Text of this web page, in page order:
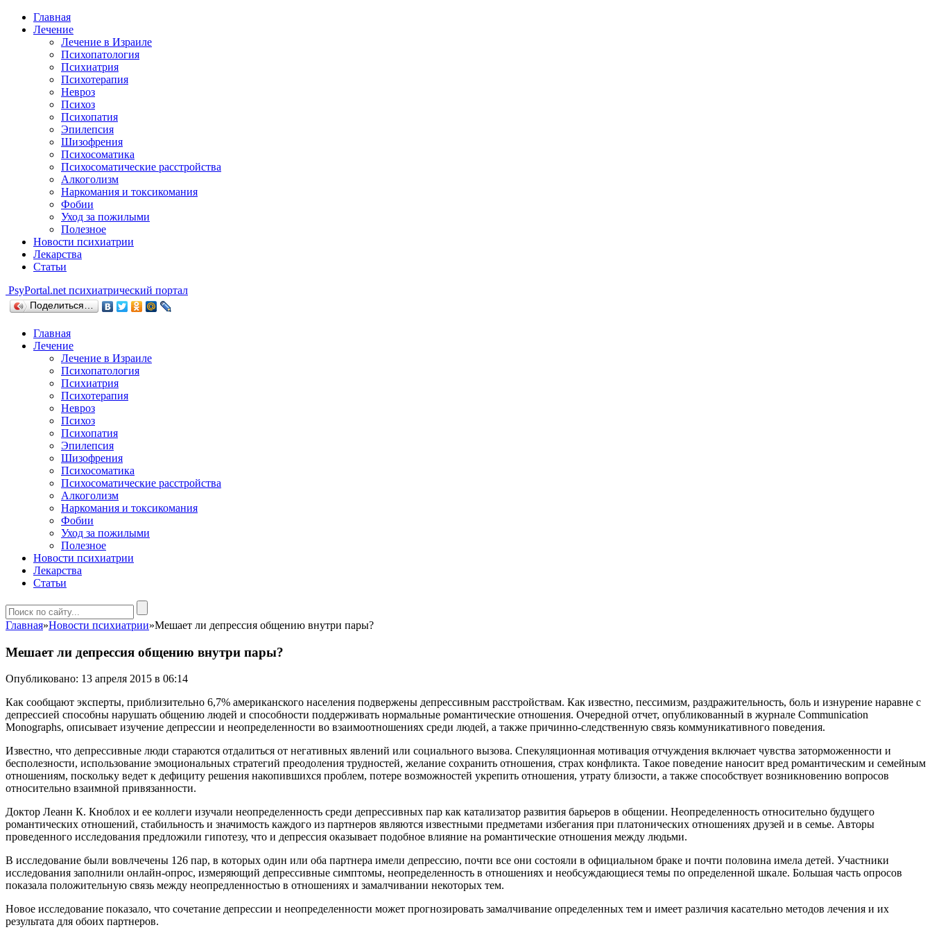
Главная
Лечение
Лечение в Израиле
Психопатология
Психиатрия
Психотерапия
Невроз
Психоз
Психопатия
Эпилепсия
Шизофрения
Психосоматика
Психосоматические расстройства
Алкоголизм
Наркомания и токсикомания
Фобии
Уход за пожилыми
Полезное
Новости психиатрии
Лекарства
Статьи
PsyPortal.net психиатрический портал
Поделиться…
Главная
Лечение
Лечение в Израиле
Психопатология
Психиатрия
Психотерапия
Невроз
Психоз
Психопатия
Эпилепсия
Шизофрения
Психосоматика
Психосоматические расстройства
Алкоголизм
Наркомания и токсикомания
Фобии
Уход за пожилыми
Полезное
Новости психиатрии
Лекарства
Статьи
Главная»Новости психиатрии»Мешает ли депрессия общению внутри пары?
Мешает ли депрессия общению внутри пары?
Опубликовано: 13 апреля 2015 в 06:14
Как сообщают эксперты, приблизительно 6,7% американского населения подвержены депрессивным расстройствам. Как известно, пессимизм, раздражительность, боль и изнурение наравне с
депрессией способны нарушать общению людей и способности поддерживать нормальные романтические отношения. Очередной отчет, опубликованный в журнале Communication
Monographs, описывает изучение депрессии и неопределенности во взаимоотношениях среди людей, а также причинно-следственную связь коммуникативного поведения.
Известно, что депрессивные люди стараются отдалиться от негативных явлений или социального вызова. Спекуляционная мотивация отчуждения включает чувства заторможенности и
бесполезности, использование эмоциональных стратегий преодоления трудностей, желание сохранить отношения, страх конфликта. Такое поведение наносит вред романтическим и семейным
отношениям, поскольку ведет к дефициту решения накопившихся проблем, потере возможностей укрепить отношения, утрату близости, а также способствует возникновению вопросов
относительно взаимной привязанности.
Доктор Леанн К. Кноблох и ее коллеги изучали неопределенность среди депрессивных пар как катализатор развития барьеров в общении. Неопределенность относительно будущего
романтических отношений, стабильность и значимость каждого из партнеров являются известными предметами избегания при платонических отношениях друзей и в семье. Авторы
проведенного исследования предложили гипотезу, что и депрессия оказывает подобное влияние на романтические отношения между людьми.
В исследование были вовлчечены 126 пар, в которых один или оба партнера имели депрессию, почти все они состояли в официальном браке и почти половина имела детей. Участники
исследования заполнили онлайн-опрос, измеряющий депрессивные симптомы, неопределенность в отношениях и необсуждающиеся темы по определенной шкале. Большая часть опросов
показала положительную связь между неопредленностью в отношениях и замалчивании некоторых тем.
Новое исследование показало, что сочетание депрессии и неопределенности может прогнозировать замалчивание определенных тем и имеет различия касательно методов лечения и их
результата для обоих партнеров.